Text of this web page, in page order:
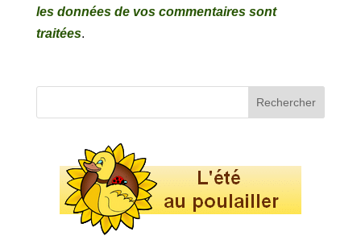
les données de vos commentaires sont
traitées.